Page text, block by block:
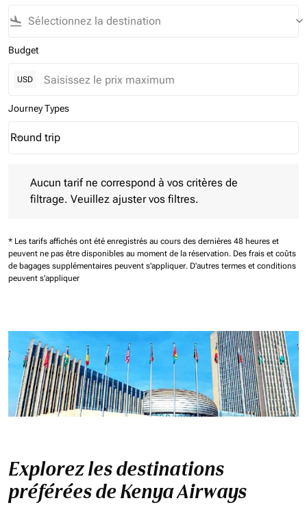
flight_land keyboard_arrow_down
Budget
USD
Journey Types
Journey Types option Round trip Selected
Round trip
keyboard_arrow_down
Aucun tarif ne correspond à vos critères de
filtrage. Veuillez ajuster vos filtres.
* Les tarifs affichés ont été enregistrés au cours des dernières 48 heures et
peuvent ne pas être disponibles au moment de la réservation. Des frais et coûts
de bagages supplémentaires peuvent s'appliquer. D'autres termes et conditions
peuvent s'appliquer
Explorez les destinations
préférées de Kenya Airways